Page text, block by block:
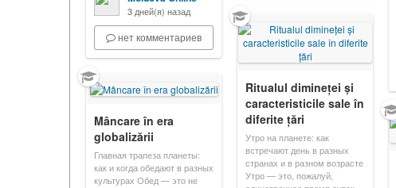
3 дней(я) назад
нет комментариев
Ritualul dimineței și
caracteristicile sale în
diferite țări
Утро на планете: как
встречают день в разных
странах и в разном возрасте
Утро — это, пожалуй,
Mâncare în era
globalizării
Главная трапеза планеты:
как и когда обедают в разных
культурах Обед — это не